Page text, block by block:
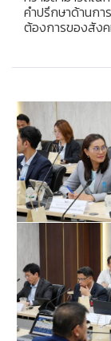
คำปรึกษาด้านก
ต้องการของสัง